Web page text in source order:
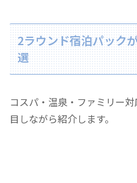
2ラウンド宿泊パック
選
コスパ・温泉・ファミリー
目しながら紹介します。